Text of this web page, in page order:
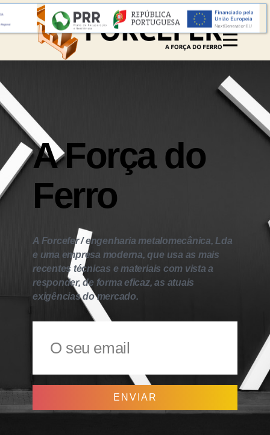
A Força do
Ferro
A Forcefer / engenharia metalomecânica, Lda
e uma empresa moderna, que usa as mais
recentes técnicas e materiais com vista a
responder, de forma eficaz, as atuais
exigências do mercado.
ENVIAR